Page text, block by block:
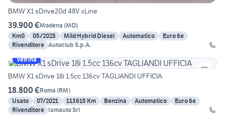
BMW X1 sDrive20d 48V xLine
39.900 €Modena (MO)
Km0
05/2025 Mild Hybrid Diesel Automatico
Euro 6e
Rivenditore Autoclub S.p.A.
Vetrina
BMW X1 sDrive 18i 1.5cc 136cv TAGLIANDI UFFICIA
18.800 €Roma (RM)
Usato
07/2021 113615 Km Benzina Automatico
Euro 6e
Rivenditore Iamauto Srl